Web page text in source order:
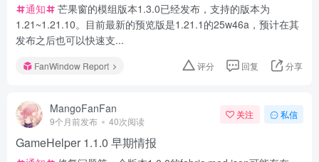
通知
芒果窗的模组版本1.3.0已经发布，支持的版本为
1.21~1.21.10。目前最新的预览版是1.21.1的25w46a，预计在其
发布之后也可以快速支...
FanWindow Report 评分 回复 分享
MangoFanFan
9个月前发布 40次阅读
关注 私信
GameHelper 1.1.0 早期情报